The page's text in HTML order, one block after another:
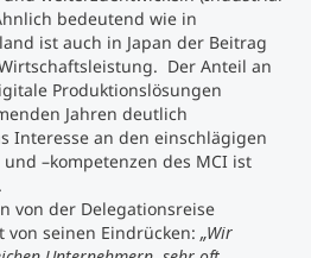
bedeutend wie in
ist auch in Japan der Beitrag
Der Anteil an
Produktionslösungen
Jahren deutlich
Interesse an den einschlägigen
–kompetenzen des MCI ist
von der Delegationsreise
seinen Eindrücken: „Wir